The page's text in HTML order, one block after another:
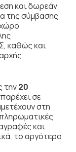
και δωρεάν
της σύμβασης
καθώς και
την20
σε
στη
και
το αργότερο